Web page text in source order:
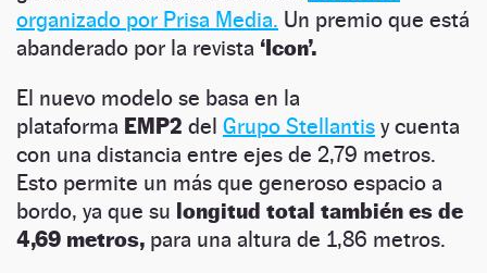
organizado por Prisa Media. Un premio que está
abanderado por la revista ‘Icon’.
El nuevo modelo se basa en la
plataforma EMP2 del Grupo Stellantis y cuenta
con una distancia entre ejes de 2,79 metros.
Esto permite un más que generoso espacio a
bordo, ya que su longitud total también es de
4,69 metros, para una altura de 1,86 metros.